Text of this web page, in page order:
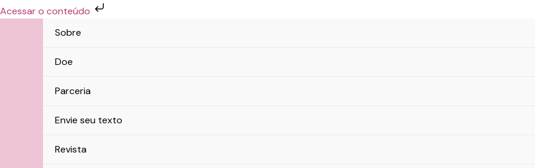
Acessar o conteúdo
Ir
para
Sobre
Doe
Parceria
Envie seu texto
Revista